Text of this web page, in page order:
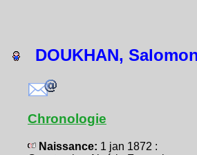
DOUKHAN,
Chronologie
Naissance: 1 jan 1872 :